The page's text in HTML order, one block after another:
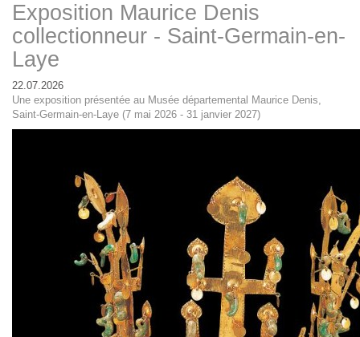
Exposition Maurice Denis
collectionneur - Saint-Germain-en-
Laye
22.07.2026
Une exposition présentée au Musée départemental Maurice Denis,
Saint-Germain-en-Laye (7 mai 2026 - 31 janvier 2027)